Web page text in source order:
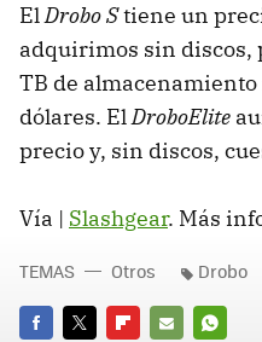
ElDrobo Stiene un
adquirimos sin discos,
TB de
dólares. ElDroboElite
precio y, sin discos,
Vía | Slashgear. Más
TEMAS Otros Drobo